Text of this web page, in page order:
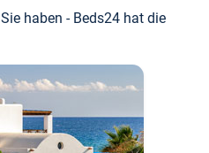
haben - Beds24 hat die